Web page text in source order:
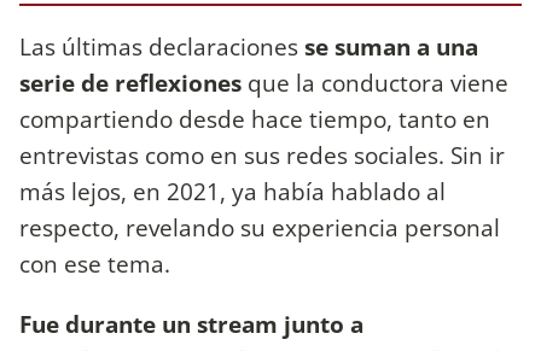
Las últimas declaracionesse suman a una
serie de reflexiones que la conductora viene
compartiendo desde hace tiempo, tanto en
entrevistas como en sus redes sociales. Sin ir
más lejos, en 2021, ya había hablado al
respecto, revelando su experiencia personal
con ese tema.
Fue durante un stream junto a